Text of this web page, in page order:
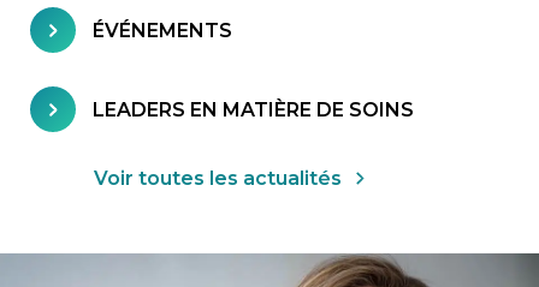
ÉVÉNEMENTS
LEADERS EN MATIÈRE DE SOINS
Voir toutes les actualités